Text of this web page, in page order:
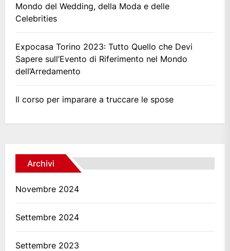
Mondo del Wedding, della Moda e delle
Celebrities
Expocasa Torino 2023: Tutto Quello che Devi
Sapere sull’Evento di Riferimento nel Mondo
dell’Arredamento
Il corso per imparare a truccare le spose
Archivi
Novembre 2024
Settembre 2024
Settembre 2023